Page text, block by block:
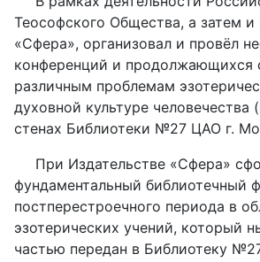
Теософского Общества, а затем и
«Сфера», организовал и провёл
конференций и продолжающихся
различным проблемам
духовной культуре человечества
стенах Библиотеки №27 ЦАО г.
При Издательстве «Сфера»
фундаментальный библиотечный
постперестроечного периода в
эзотерических учений, который
частью передан в Библиотеку